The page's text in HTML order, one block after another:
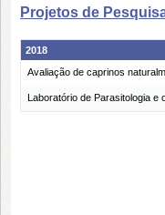
Projetos de
2018
Avaliação de caprinos
Laboratório de Parasitologia e